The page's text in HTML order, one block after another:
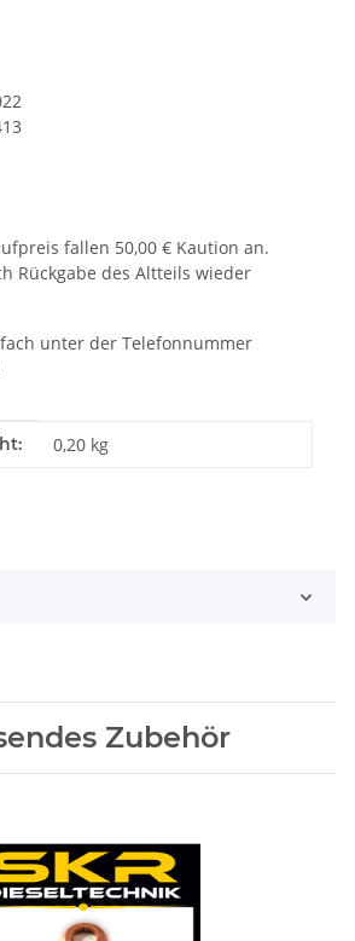
fallen 50,00 € Kaution an.
Rückgabe des Altteils wieder
unter der Telefonnummer
0,20 kg
Zubehör